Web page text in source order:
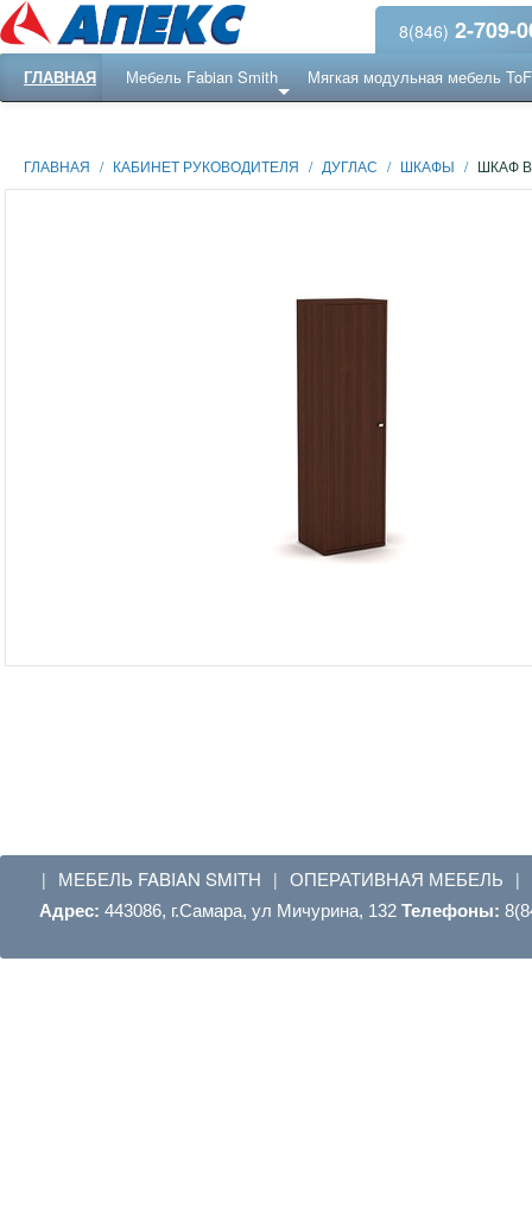
8(846) 2-709-
ГЛАВНАЯ Мебель Fabian Smith Мягкая модульная мебель
ГЛАВНАЯ / КАБИНЕТ РУКОВОДИТЕЛЯ / ДУГЛАС / ШКАФЫ / ШКАФ
| МЕБЕЛЬ FABIAN SMITH | ОПЕРАТИВНАЯ МЕБЕЛЬ |
Адрес: 443086, г.Самара, ул Мичурина, 132 Телефоны: